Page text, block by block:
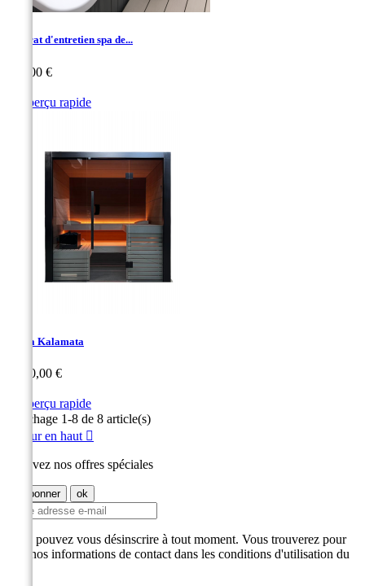
Contrat d'entretien spa de...
500,00 €
Aperçu rapide
Sauna Kalamata
3 000,00 €
Aperçu rapide
Affichage 1-8 de 8 article(s)
Retour en haut 
Recevez nos offres spéciales
Vous pouvez vous désinscrire à tout moment. Vous trouverez pour
cela nos informations de contact dans les conditions d'utilisation du